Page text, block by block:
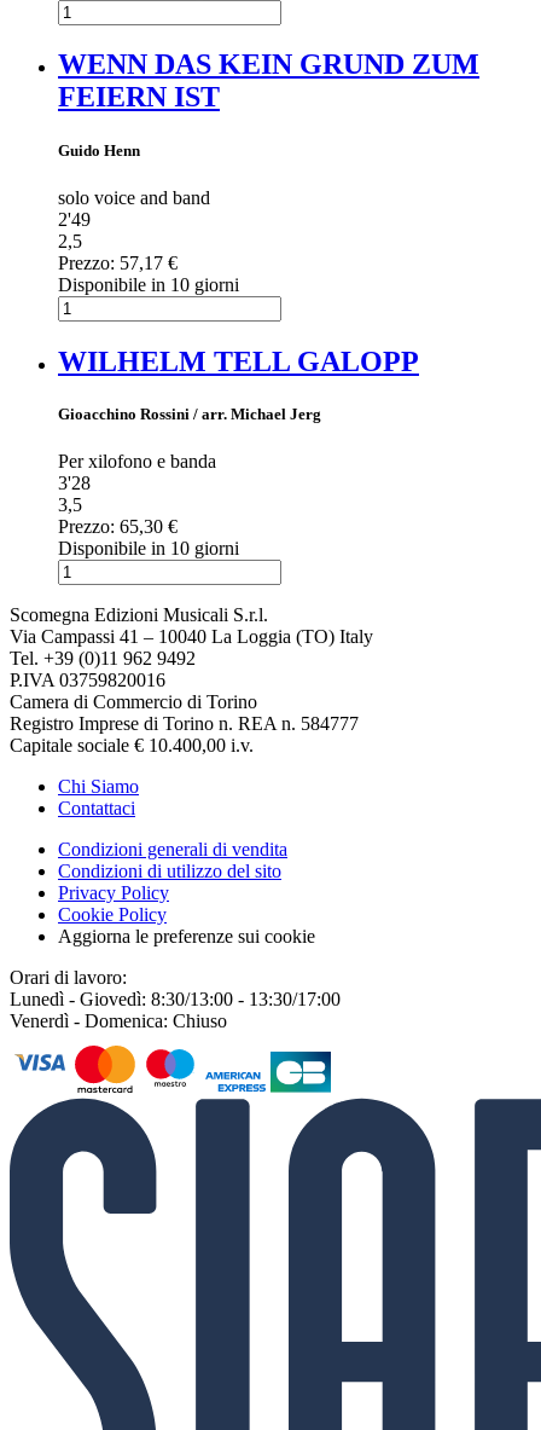
WENN DAS KEIN GRUND ZUM
FEIERN IST
Guido Henn
solo voice and band
2'49
2,5
Prezzo: 57,17 €
Disponibile in 10 giorni
WILHELM TELL GALOPP
Gioacchino Rossini / arr. Michael Jerg
Per xilofono e banda
3'28
3,5
Prezzo: 65,30 €
Disponibile in 10 giorni
Scomegna Edizioni Musicali S.r.l.
Via Campassi 41 – 10040 La Loggia (TO) Italy
Tel. +39 (0)11 962 9492
P.IVA 03759820016
Camera di Commercio di Torino
Registro Imprese di Torino n. REA n. 584777
Capitale sociale € 10.400,00 i.v.
Chi Siamo
Contattaci
Condizioni generali di vendita
Condizioni di utilizzo del sito
Privacy Policy
Cookie Policy
Aggiorna le preferenze sui cookie
Orari di lavoro:
Lunedì - Giovedì: 8:30/13:00 - 13:30/17:00
Venerdì - Domenica: Chiuso